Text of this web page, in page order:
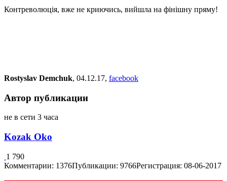
Контреволюція, вже не криючись, вийшла на фінішну пряму!
Rostyslav Demchuk, 04.12.17, facebook
Автор публикации
не в сети 3 часа
Kozak Oko
1 790
Комментарии: 1376Публикации: 9766Регистрация: 08-06-2017